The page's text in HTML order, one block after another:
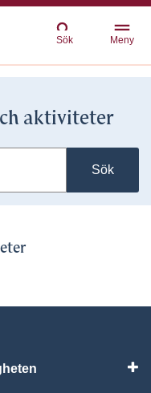
Sök Meny
aktiviteter
Sök